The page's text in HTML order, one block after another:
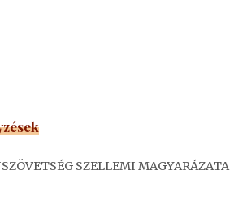
SZELLEMI MAGYARÁZATA